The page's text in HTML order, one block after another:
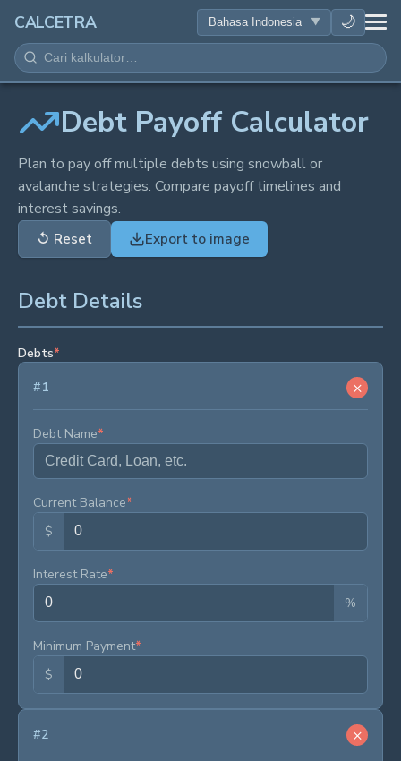
CALCETRA 🌙
MATEMATIKA
KONVERSI
SAINS
SEHARI-HARI
ALAT LAINNYA
Debt Payoff Calculator
Plan to pay off multiple debts using snowball or
avalanche strategies. Compare payoff timelines and
interest savings.
↺ Reset Export to image
Debt Details
Debts*
#1 ×
Debt Name*
Current Balance*
$
Interest Rate*
%
Minimum Payment*
$
#2 ×